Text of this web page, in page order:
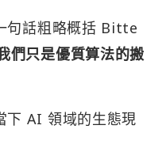
句話粗略概括 Bitte
們只是優質算法的搬
下 AI 領域的生態現